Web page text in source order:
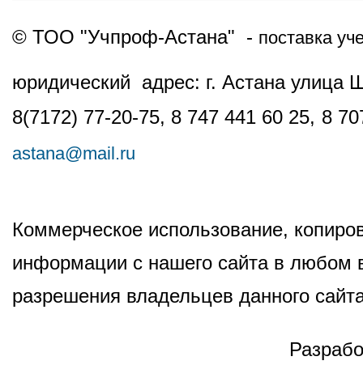
© ТОО "Учпроф-Астана" - поставка
юридический адрес: г. Астана
8(7172) 77-20-75, 8 747 441 60 25, 8
astana@mail.ru
Коммерческое использование,
информации с нашего сайта в любом
разрешения владельцев данного